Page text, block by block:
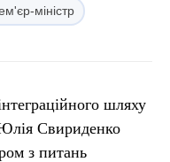
міністр
шляху
Свириденко
з питань